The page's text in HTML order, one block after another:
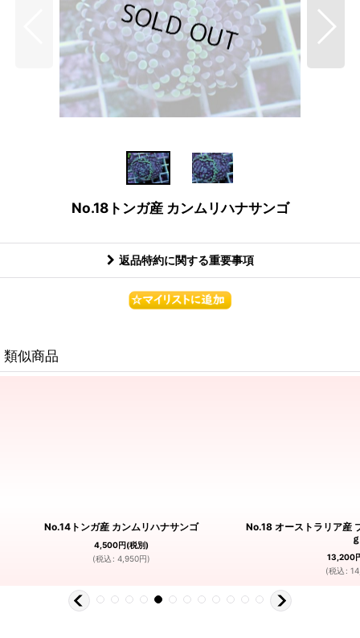
No.18トンガ産 カンムリハナサンゴ
返品特約に関する重要事項
類似商品
No.14トンガ産 カンムリハナサンゴ
4,500円(税別)
(税込 : 4,950円)
No.18 オーストラリア
ｇ
13,200
(税込 :